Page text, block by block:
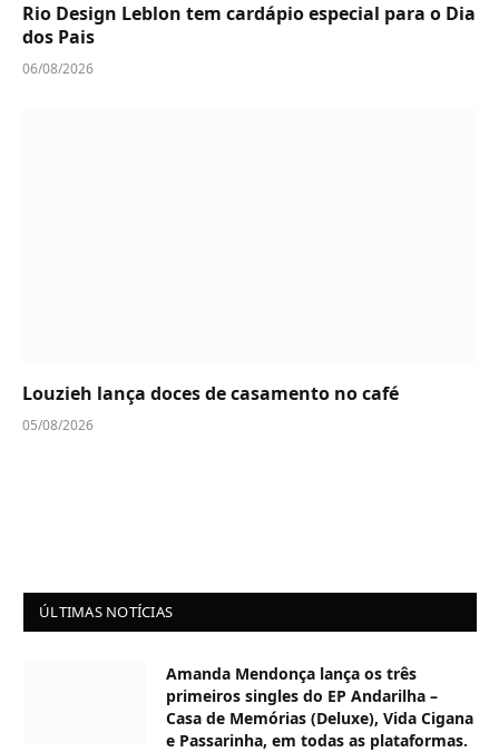
Rio Design Leblon tem cardápio especial para o Dia
dos Pais
06/08/2026
Louzieh lança doces de casamento no café
05/08/2026
ÚLTIMAS NOTÍCIAS
Amanda Mendonça lança os três
primeiros singles do EP Andarilha –
Casa de Memórias (Deluxe), Vida Cigana
e Passarinha, em todas as plataformas.